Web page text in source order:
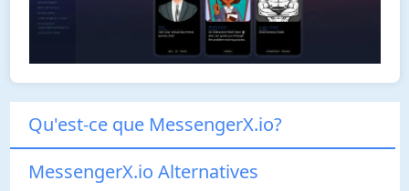
Qu'est-ce que MessengerX.io?
MessengerX.io Alternatives